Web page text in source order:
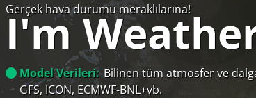
Gerçek hava durumu meraklılarına!
I'm
Model Verileri: Bilinen tüm atmosfer ve
GFS, ICON, ECMWF-BNL+vb.